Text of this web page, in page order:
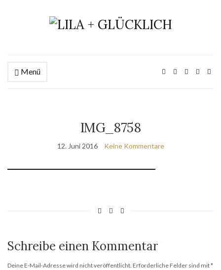
Menü
IMG_8758
12. Juni 2016 Keine Kommentare
Schreibe einen Kommentar
Deine E-Mail-Adresse wird nicht veröffentlicht. Erforderliche Felder sind mit*